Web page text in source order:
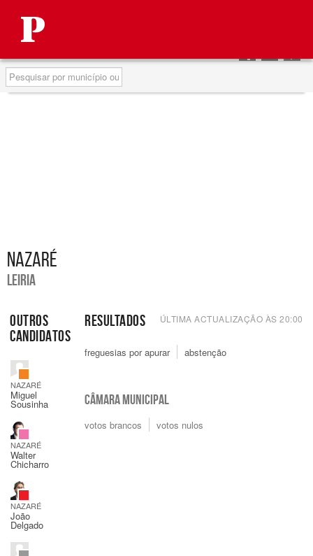
no
no
no
Pesquisa
NAZARÉ
LEIRIA
OUTROS
CANDIDATOS
NAZARÉ
Miguel
Sousinha
NAZARÉ
Walter
Chicharro
NAZARÉ
João
Delgado
RESULTADOS ÚLTIMA ACTUALIZAÇÃO ÀS20:00
freguesias por apurar abstenção
CÂMARA MUNICIPAL
votos brancos votos nulos